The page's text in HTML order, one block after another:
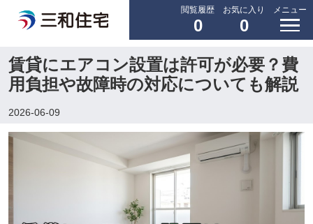
閲覧履歴
0
お気に入り
0
メニュー
賃貸にエアコン設置は許可が必要？費
用負担や故障時の対応についても解説
2026-06-09